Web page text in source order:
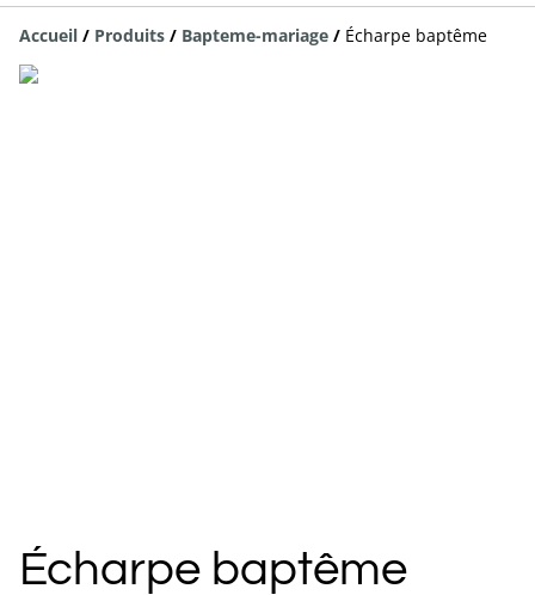
Accueil / Produits / Bapteme-mariage / Écharpe baptême
Écharpe baptême